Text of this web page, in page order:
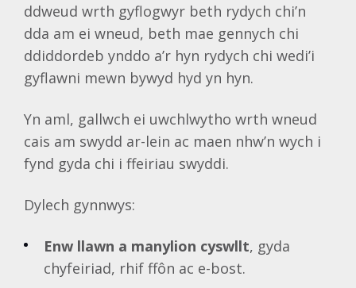
ddweud wrth gyflogwyr beth rydych chi’n
dda am ei wneud, beth mae gennych chi
ddiddordeb ynddo a’r hyn rydych chi wedi’i
gyflawni mewn bywyd hyd yn hyn.
Yn aml, gallwch ei uwchlwytho wrth wneud
cais am swydd ar-lein ac maen nhw’n wych i
fynd gyda chi i ffeiriau swyddi.
Dylech gynnwys:
Enw llawn a manylion cyswllt, gyda
chyfeiriad, rhif ffôn ac e-bost.